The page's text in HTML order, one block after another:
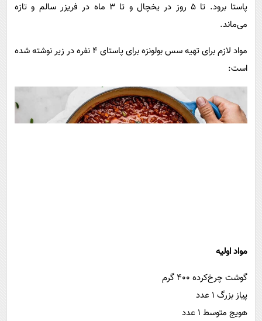
پاستا برود. تا ۵ روز در یخچال و تا ۳ ماه در فریزر سالم و تازه
می‌ماند.
مواد لازم برای تهیه سس بولونزه برای پاستای ۴ نفره در زیر نوشته شده
است:
مواد اولیه
گوشت چرخ‌کرده ۴۰۰ گرم
پیاز بزرگ ۱ عدد
هویج متوسط ۱ عدد